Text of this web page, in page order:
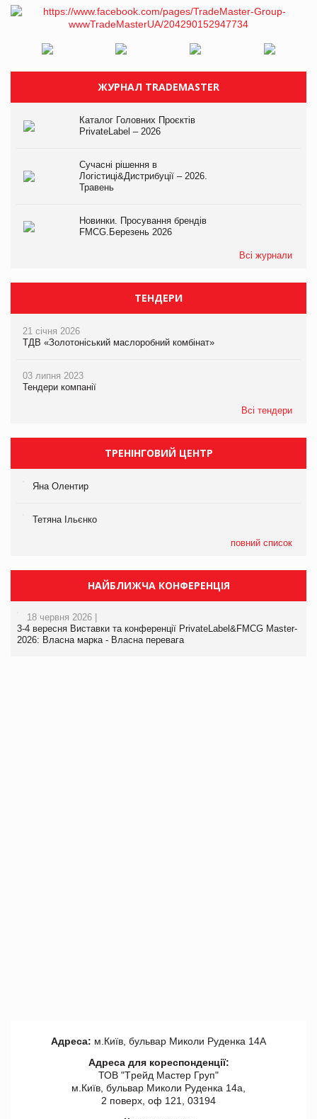
ЖУРНАЛ TRADEMASTER
Каталог Головних Проєктів
PrivateLabel – 2026
Сучасні рішення в
Логістиці&Дистрибуції – 2026.
Травень
Новинки. Просування брендів
FMCG.Березень 2026
Всі журнали
ТЕНДЕРИ
21 січня 2026
ТДВ «Золотоніський маслоробний комбінат»
03 липня 2023
Тендери компанії
Всі тендери
ТРЕНІНГОВИЙ ЦЕНТР
Яна Олентир
Тетяна Ільєнко
повний список
НАЙБЛИЖЧА КОНФЕРЕНЦІЯ
18 червня 2026 |
3-4 вересня Виставки та конференції PrivateLabel&FMCG Master-
2026: Власна марка - Власна перевага
Адреса: м.Київ, бульвар Миколи Руденка 14А
Адреса для кореспонденції:
ТОВ "Tрейд Мастер Груп"
м.Київ, бульвар Миколи Руденка 14а,
2 поверх, оф 121, 03194